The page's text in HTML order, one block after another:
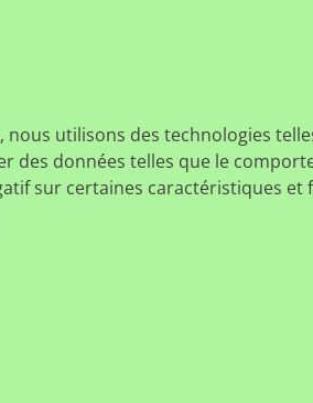
utilisons des technologies
données telles que le
sur certaines caractéristiques et